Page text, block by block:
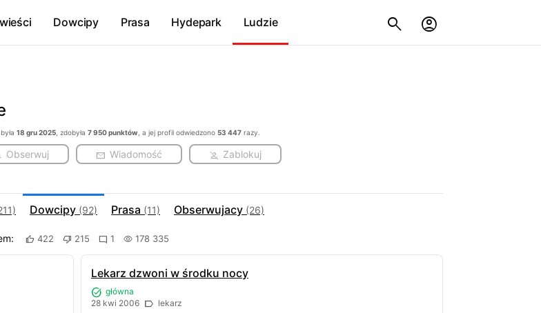
Dowcipy Prasa Hydepark Ludzie
18 gru 2025 , zdobyła7 950 punktów , a jej profil odwiedzono53 447 razy.
Obserwuj Wiadomość Zablokuj
Dowcipy (92) Prasa (11) Obserwujacy (26)
422 215 1 178 335
Lekarz dzwoni w środku nocy
główna
28 kwi 2006
lekarz